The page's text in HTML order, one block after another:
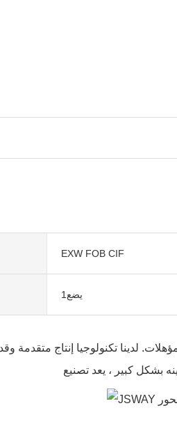
EXW FOB CIF
يضع1